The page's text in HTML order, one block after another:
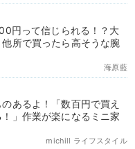
円って信じられる！？大
所で買ったら高そうな腕
海原藍
あるよ！「数百円で買え
」作業が楽になるミニ家
michill ライフスタイル